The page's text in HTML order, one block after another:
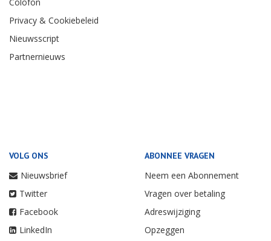
Privacy & Cookiebeleid
Nieuwsscript
Partnernieuws
VOLG ONS
Nieuwsbrief
Twitter
Facebook
LinkedIn
ABONNEE VRAGEN
Neem een Abonnement
Vragen over betaling
Adreswijziging
Opzeggen